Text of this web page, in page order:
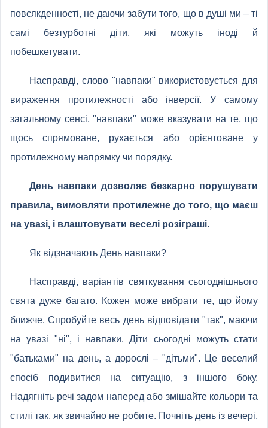
повсякденності, не даючи забути того, що в душі ми – ті
самі безтурботні діти, які можуть іноді й
побешкетувати.
Насправді, слово "навпаки" використовується для
вираження протилежності або інверсії. У самому
загальному сенсі, "навпаки" може вказувати на те, що
щось спрямоване, рухається або орієнтоване у
протилежному напрямку чи порядку.
День навпаки дозволяє безкарно порушувати
правила, вимовляти протилежне до того, що маєш
на увазі, і влаштовувати веселі розіграші.
Як відзначають День навпаки?
Насправді, варіантів святкування сьогоднішнього
свята дуже багато. Кожен може вибрати те, що йому
ближче. Спробуйте весь день відповідати "так", маючи
на увазі "ні", і навпаки. Діти сьогодні можуть стати
"батьками" на день, а дорослі – "дітьми". Це веселий
спосіб подивитися на ситуацію, з іншого боку.
Надягніть речі задом наперед або змішайте кольори та
стилі так, як звичайно не робите. Почніть день із вечері,